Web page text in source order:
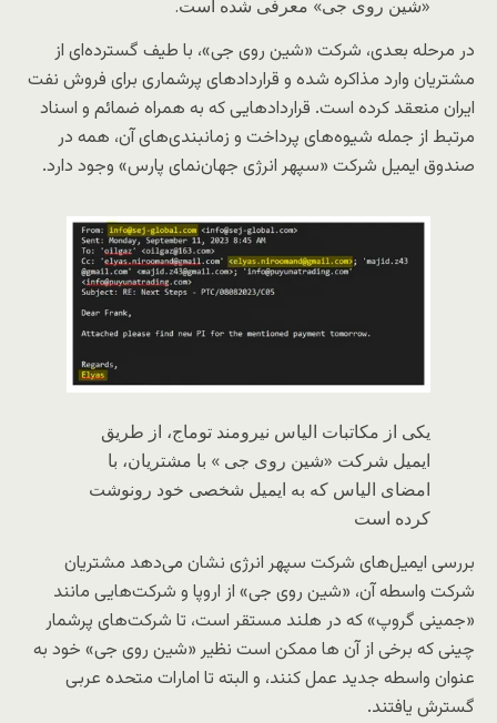
«شین روی جی» معرفی شده است.
در مرحله بعدی، شرکت «شین روی جی»، با طیف گسترده‌ای از
مشتریان وارد مذاکره شده و قراردادهای پرشماری برای فروش نفت
ایران منعقد کرده است. قراردادهایی که به همراه ضمائم و اسناد
مرتبط از جمله شیوه‌های پرداخت و زمانبندی‌های آن، همه در
صندوق ایمیل شرکت «سپهر انرژی جهان‌نمای پارس» وجود دارد.
یکی از مکاتبات الیاس نیرومند توماج، از طریق
ایمیل شرکت «شین روی جی » با مشتریان، با
امضای الیاس که به ایمیل شخصی خود رونوشت
کرده است
بررسی ایمیل‌های شرکت سپهر انرژی نشان می‌دهد مشتریان
شرکت واسطه آن، «شین روی جی» از اروپا و شرکت‌هایی مانند
«جمینی گروپ» که در هلند مستقر است، تا شرکت‌های پرشمار
چینی که برخی از آن ها ممکن است نظیر «شین روی جی» خود به
عنوان واسطه جدید عمل کنند، و البته تا امارات متحده عربی
گسترش یافتند.